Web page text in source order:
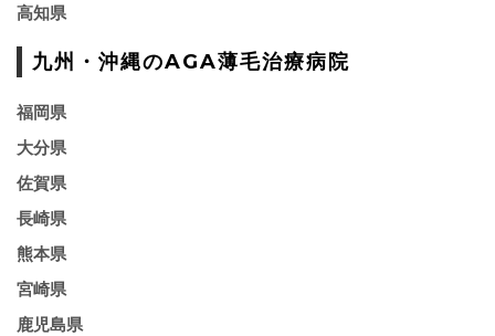
高知県
九州・沖縄のAGA薄毛治療病院
福岡県
大分県
佐賀県
長崎県
熊本県
宮崎県
鹿児島県